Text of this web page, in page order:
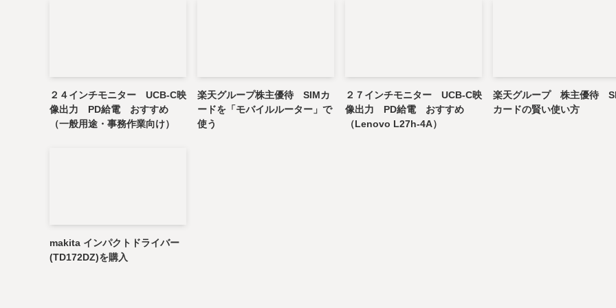
２４インチモニター UCB-C映
像出力 PD給電 おすすめ
（一般用途・事務作業向け）
楽天グループ株主優待 SIMカ
ードを「モバイルルーター」で
使う
２７インチモニター UCB-C映
像出力 PD給電 おすすめ
（Lenovo L27h-4A）
楽天グループ 株主優待
カードの賢い使い方
makita インパクトドライバー
(TD172DZ)を購入